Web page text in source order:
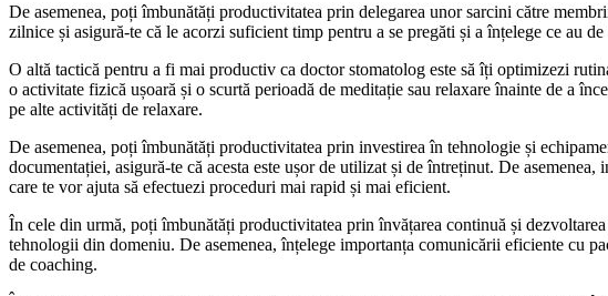
De asemenea, poți îmbunătăți productivitatea prin delegarea unor sarcini către
zilnice și asigură-te că le acorzi suficient timp pentru a se pregăti și a înțelege ce au
O altă tactică pentru a fi mai productiv ca doctor stomatolog este să îți optimizezi
o activitate fizică ușoară și o scurtă perioadă de meditație sau relaxare înainte de a
pe alte activități de relaxare.
De asemenea, poți îmbunătăți productivitatea prin investirea în tehnologie și
documentației, asigură-te că acesta este ușor de utilizat și de întreținut. De
care te vor ajuta să efectuezi proceduri mai rapid și mai eficient.
În cele din urmă, poți îmbunătăți productivitatea prin învățarea continuă și
tehnologii din domeniu. De asemenea, înțelege importanța comunicării eficiente cu
de coaching.